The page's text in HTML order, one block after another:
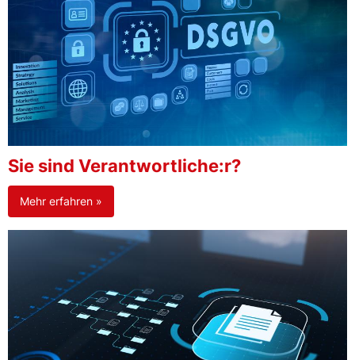
Sie sind Verantwortliche:r?
Mehr erfahren »